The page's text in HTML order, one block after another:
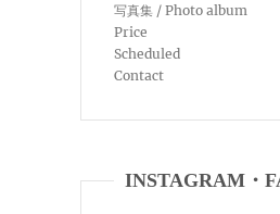
写真集 / Photo album
Price
Scheduled
Contact
INSTAGRAM・